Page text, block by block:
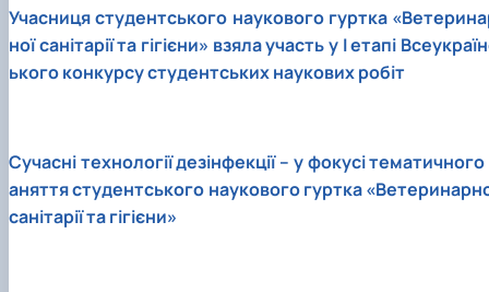
Учасниця студентського наукового гуртка
ної санітарії та гігієни» взяла участь у І етапі
ького конкурсу студентських наукових робіт
Сучасні технології дезінфекції – у фокусі тематичного
аняття студентського наукового гуртка
санітарії та гігієни»